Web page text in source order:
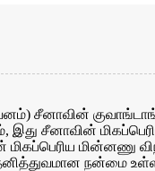
சீனாவின்
இது சீனாவின்
மிகப்பெரிய மின்னணு
நன்மை